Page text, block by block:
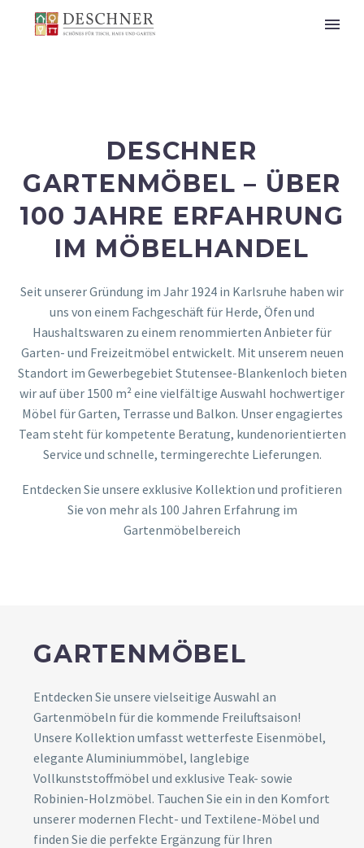
DESCHNER
GARTENMÖBEL – ÜBER
100 JAHRE ERFAHRUNG
IM MÖBELHANDEL
Seit unserer Gründung im Jahr 1924 in Karlsruhe haben wir
uns von einem Fachgeschäft für Herde, Öfen und
Haushaltswaren zu einem renommierten Anbieter für
Garten- und Freizeitmöbel entwickelt. Mit unserem neuen
Standort im Gewerbegebiet Stutensee-Blankenloch bieten
wir auf über 1500 m² eine vielfältige Auswahl hochwertiger
Möbel für Garten, Terrasse und Balkon. Unser engagiertes
Team steht für kompetente Beratung, kundenorientierten
Service und schnelle, termingerechte Lieferungen.
Entdecken Sie unsere exklusive Kollektion und profitieren
Sie von mehr als 100 Jahren Erfahrung im
Gartenmöbelbereich
GARTENMÖBEL
Entdecken Sie unsere vielseitige Auswahl an
Gartenmöbeln für die kommende Freiluftsaison!
Unsere Kollektion umfasst wetterfeste Eisenmöbel,
elegante Aluminiummöbel, langlebige
Vollkunststoffmöbel und exklusive Teak- sowie
Robinien-Holzmöbel. Tauchen Sie ein in den Komfort
unserer modernen Flecht- und Textilene-Möbel und
finden Sie die perfekte Ergänzung für Ihren